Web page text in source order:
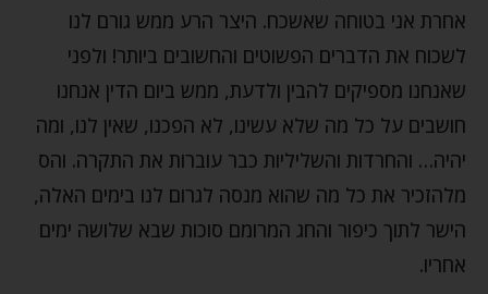
אחרת אני בטוחה שאשכח. היצר הרע ממש גורם לנו
לשכוח את הדברים הפשוטים והחשובים ביותר! ולפני
שאנחנו מספיקים להבין ולדעת, ממש ביום הדין אנחנו
חושבים על כל מה שלא עשינו, לא הפכנו, שאין לנו, ומה
יהיה… והחרדות והשליליות כבר עוברות את התקרה. והס
מלהזכיר את כל מה שהוא מנסה לגרום לנו בימים האלה,
הישר לתוך כיפור והחג המרומם סוכות שבא שלושה ימים
אחריו.